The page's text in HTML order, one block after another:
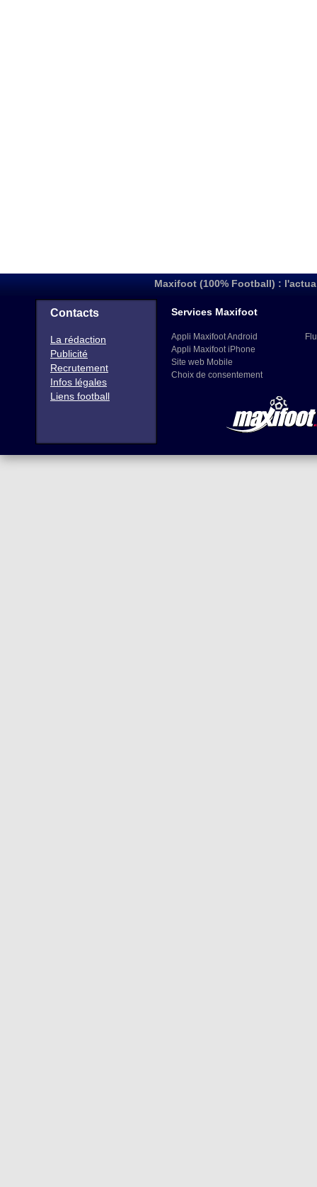
Maxifoot (100% Football) :
Contacts
La rédaction
Publicité
Recrutement
Infos légales
Liens football
Services Maxifoot
Appli Maxifoot Android
Appli Maxifoot iPhone
Site web Mobile
Choix de consentement